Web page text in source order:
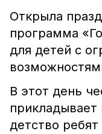
Открыла
программа
для детей с
В этот день
детство